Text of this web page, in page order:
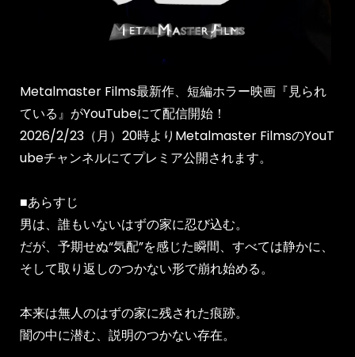
Metalmaster Films最新作、短編ホラー映画『見られ
ている』がYouTubeにて配信開始！
2026/2/23（月）20時よりMetalmaster FilmsのYouT
ubeチャンネルにてプレミア公開されます。
■あらすじ
男は、誰もいないはずの家に忍び込む。
だが、予期せぬ“気配”を感じた瞬間、すべては静かに、
そして取り返しのつかない形で崩れ始める。
本来は無人のはずの家に残された痕跡。
闇の中に潜む、説明のつかない存在。